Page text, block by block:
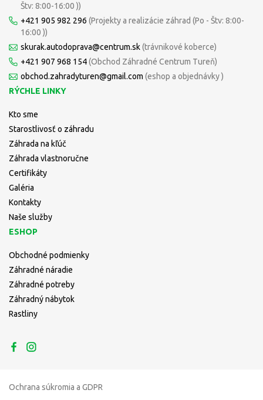
Štv: 8:00-16:00 ))
+421 905 982 296 (Projekty a realizácie záhrad (Po - Štv: 8:00-
16:00 ))
skurak.autodoprava@centrum.sk(trávnikové koberce)
+421 907 968 154(Obchod Záhradné Centrum Tureň)
obchod.zahradyturen@gmail.com (eshop a objednávky )
RÝCHLE LINKY
Kto sme
Starostlivosť o záhradu
Záhrada na kľúč
Záhrada vlastnoručne
Certifikáty
Galéria
Kontakty
Naše služby
ESHOP
Obchodné podmienky
Záhradné náradie
Záhradné potreby
Záhradný nábytok
Rastliny
Ochrana súkromia a GDPR